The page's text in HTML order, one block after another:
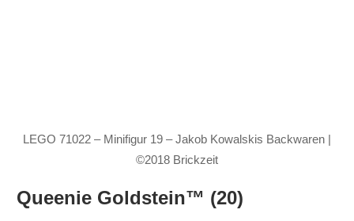
LEGO 71022 – Minifigur 19 – Jakob Kowalskis Backwaren |
©2018 Brickzeit
Queenie Goldstein™ (20)